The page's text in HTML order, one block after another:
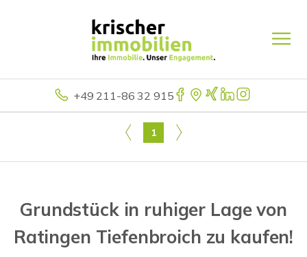
+49 211-86 32 915
1
Grundstück in ruhiger Lage von
Ratingen Tiefenbroich zu kaufen!